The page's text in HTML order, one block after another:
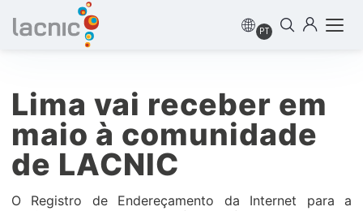
PT
Lima vai receber em
maio à comunidade
de LACNIC
O Registro de Endereçamento da Internet para a